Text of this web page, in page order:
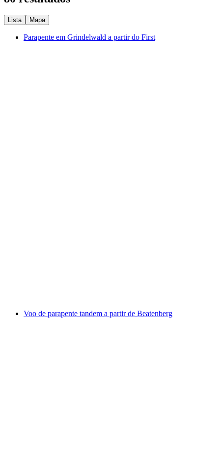
Lista Mapa
Parapente em Grindelwald a partir do First
Voo de parapente tandem a partir de Beatenberg